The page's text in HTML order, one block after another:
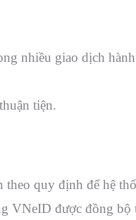
nhiều giao dịch
tiện.
quy định để hệ
VNeID được đồng bộ